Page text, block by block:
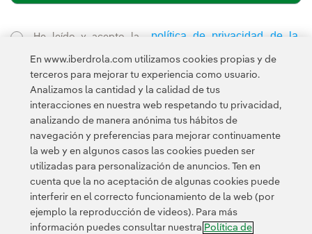
He leído y acepto la
política de privacidad de la
Newsletter
Enlace externo, se abre en ventana nueva.
Esta página está protegida por reCAPTCHA y se aplican la
Política de privacidad y los
Contacta Política de Privacidad Información legal
Transparencia en el uso de la IA Política de cookies
Configuración de cookies Accesibilidad Canal de denuncias
En www.iberdrola.com utilizamos cookies propias y de
terceros para mejorar tu experiencia como usuario.
Analizamos la cantidad y la calidad de tus
interacciones en nuestra web respetando tu privacidad,
analizando de manera anónima tus hábitos de
navegación y preferencias para mejorar continuamente
la web y en algunos casos las cookies pueden ser
utilizadas para personalización de anuncios. Ten en
cuenta que la no aceptación de algunas cookies puede
interferir en el correcto funcionamiento de la web (por
ejemplo la reproducción de videos). Para más
información puedes consultar nuestra Política de